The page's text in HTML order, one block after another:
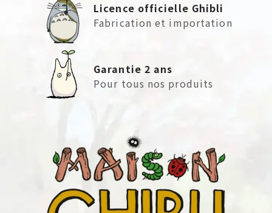
Licence officielle Ghibli
Fabrication et importation
Garantie 2 ans
Pour tous nos produits